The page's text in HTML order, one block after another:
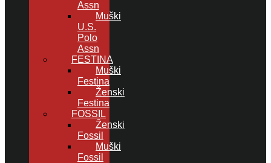
Assn
Muški
U.S.
Polo
Assn
FESTINA
Muški
Festina
Ženski
Festina
FOSSIL
Ženski
Fossil
Muški
Fossil